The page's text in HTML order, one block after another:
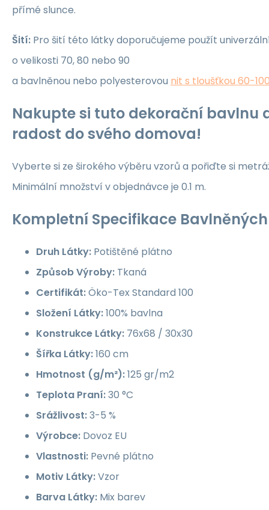
přímé slunce.
Šití: Pro šití této látky doporučujeme použít
o velikosti 70, 80 nebo 90
a bavlněnou nebo polyesterovou nit s tloušťkou 60-
Nakupte si tuto dekorační bavlnu
radost do svého domova!
Vyberte si ze širokého výběru vzorů a pořiďte si
Minimální množství v objednávce je 0.1 m.
Kompletní Specifikace
Druh Látky: Potištěné plátno
Způsob Výroby: Tkaná
Certifikát:Öko-Tex Standard 100
Složení Látky:100% bavlna
Konstrukce Látky: 76x68 / 30x30
Šířka Látky:160 cm
Hmotnost (g/m²):125 gr/m2
Teplota Praní:30 °C
Srážlivost:3-5 %
Výrobce: Dovoz EU
Vlastnosti: Pevné plátno
Motiv Látky:Vzor
Barva Látky: Mix barev